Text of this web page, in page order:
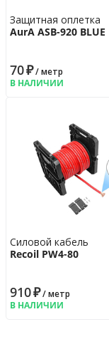
Защитная оплетка
AurA ASB-920 BLUE
70₽/ метр
В НАЛИЧИИ
Силовой кабель
Recoil PW4-80
910₽/ метр
В НАЛИЧИИ